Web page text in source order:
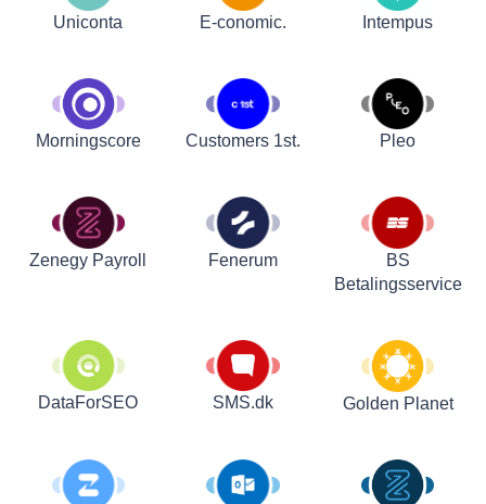
Uniconta E-conomic. Intempus
Morningscore Customers 1st. Pleo
Zenegy Payroll Fenerum
BS
Betalingsservice
DataForSEO SMS.dk Golden Planet